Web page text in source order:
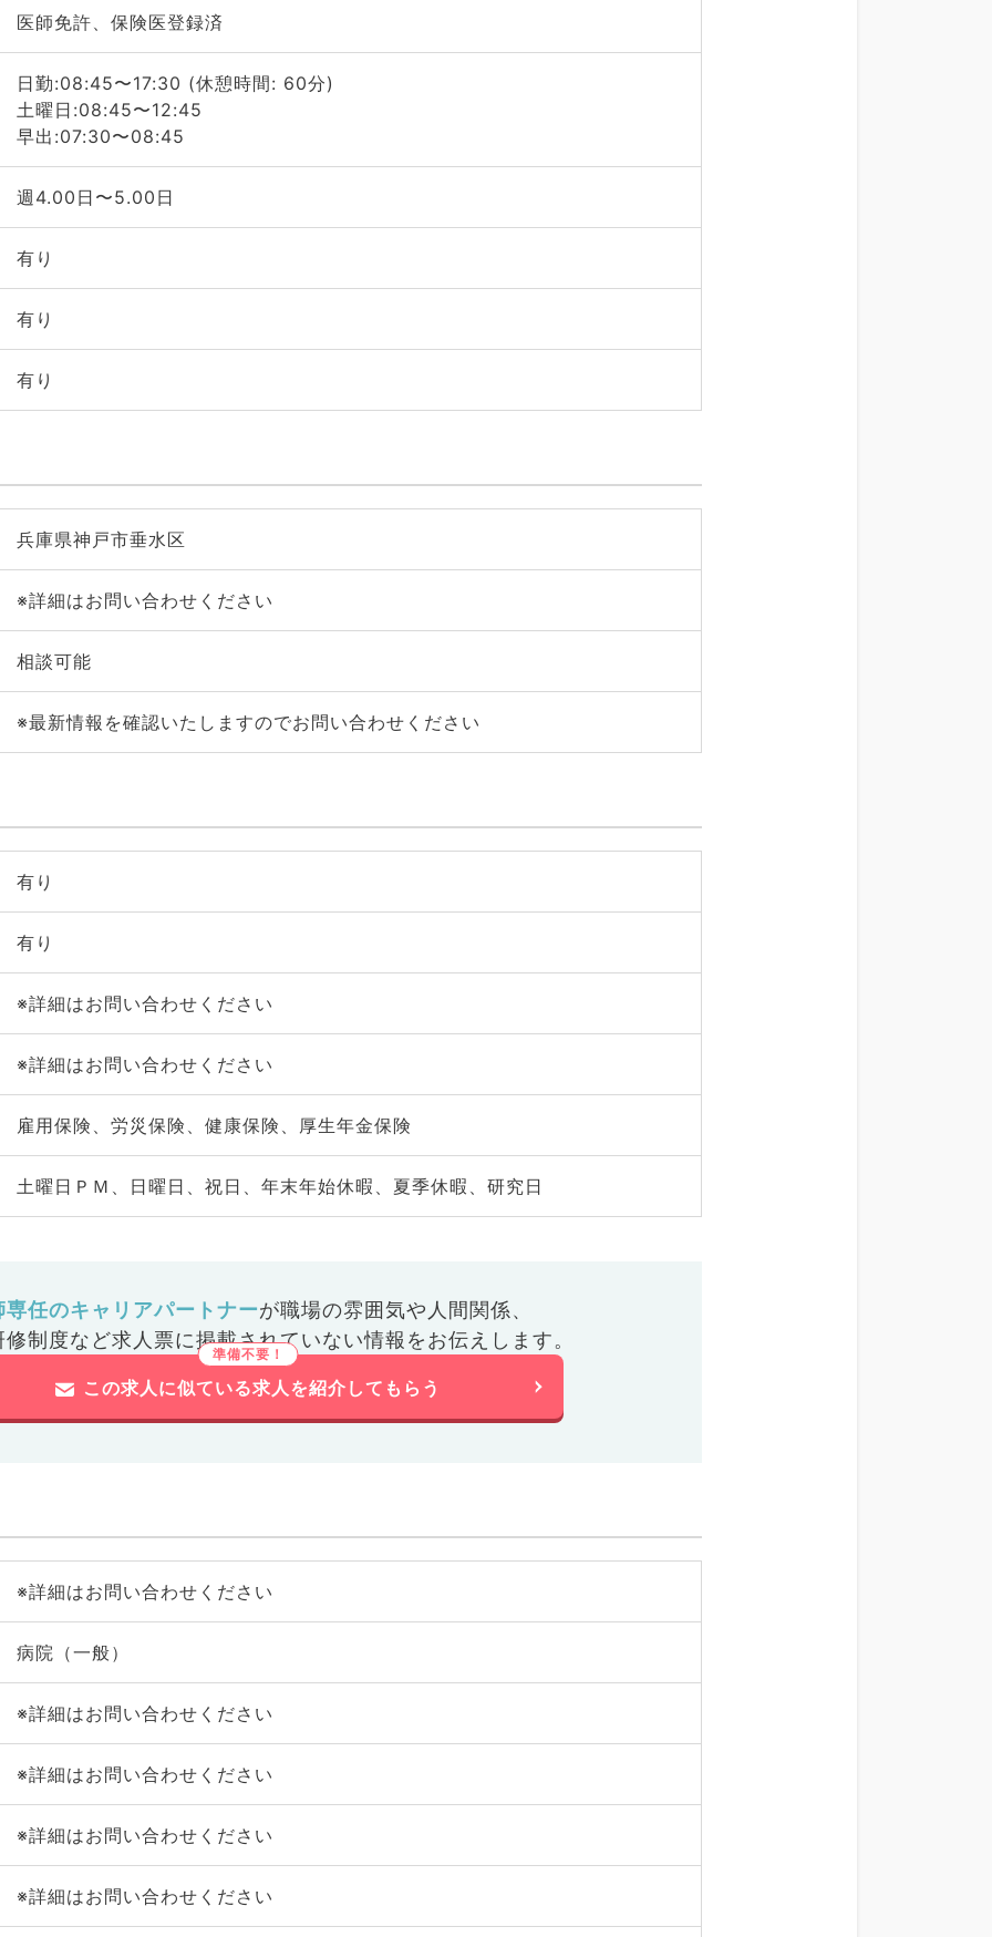
医師免許、保険医登録済
日勤:08:45〜17:30 (休憩時間: 60分)
土曜日:08:45〜12:45
早出:07:30〜08:45
週4.00日〜5.00日
有り
有り
有り
兵庫県神戸市垂水区
※詳細はお問い合わせください
相談可能
※最新情報を確認いたしますのでお問い合わせください
有り
有り
※詳細はお問い合わせください
※詳細はお問い合わせください
雇用保険、労災保険、健康保険、厚生年金保険
土曜日ＰＭ、日曜日、祝日、年末年始休暇、夏季休暇、研究日
専任のキャリアパートナーが職場の雰囲気や人間関係、
修制度など求人票に掲載されていない情報をお伝えします。
この求人に似ている求人を紹介してもらう
※詳細はお問い合わせください
病院（一般）
※詳細はお問い合わせください
※詳細はお問い合わせください
※詳細はお問い合わせください
※詳細はお問い合わせください